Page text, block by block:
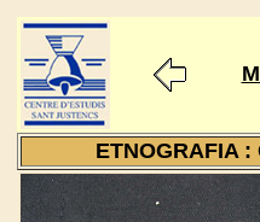
ETNOGRAFIA :